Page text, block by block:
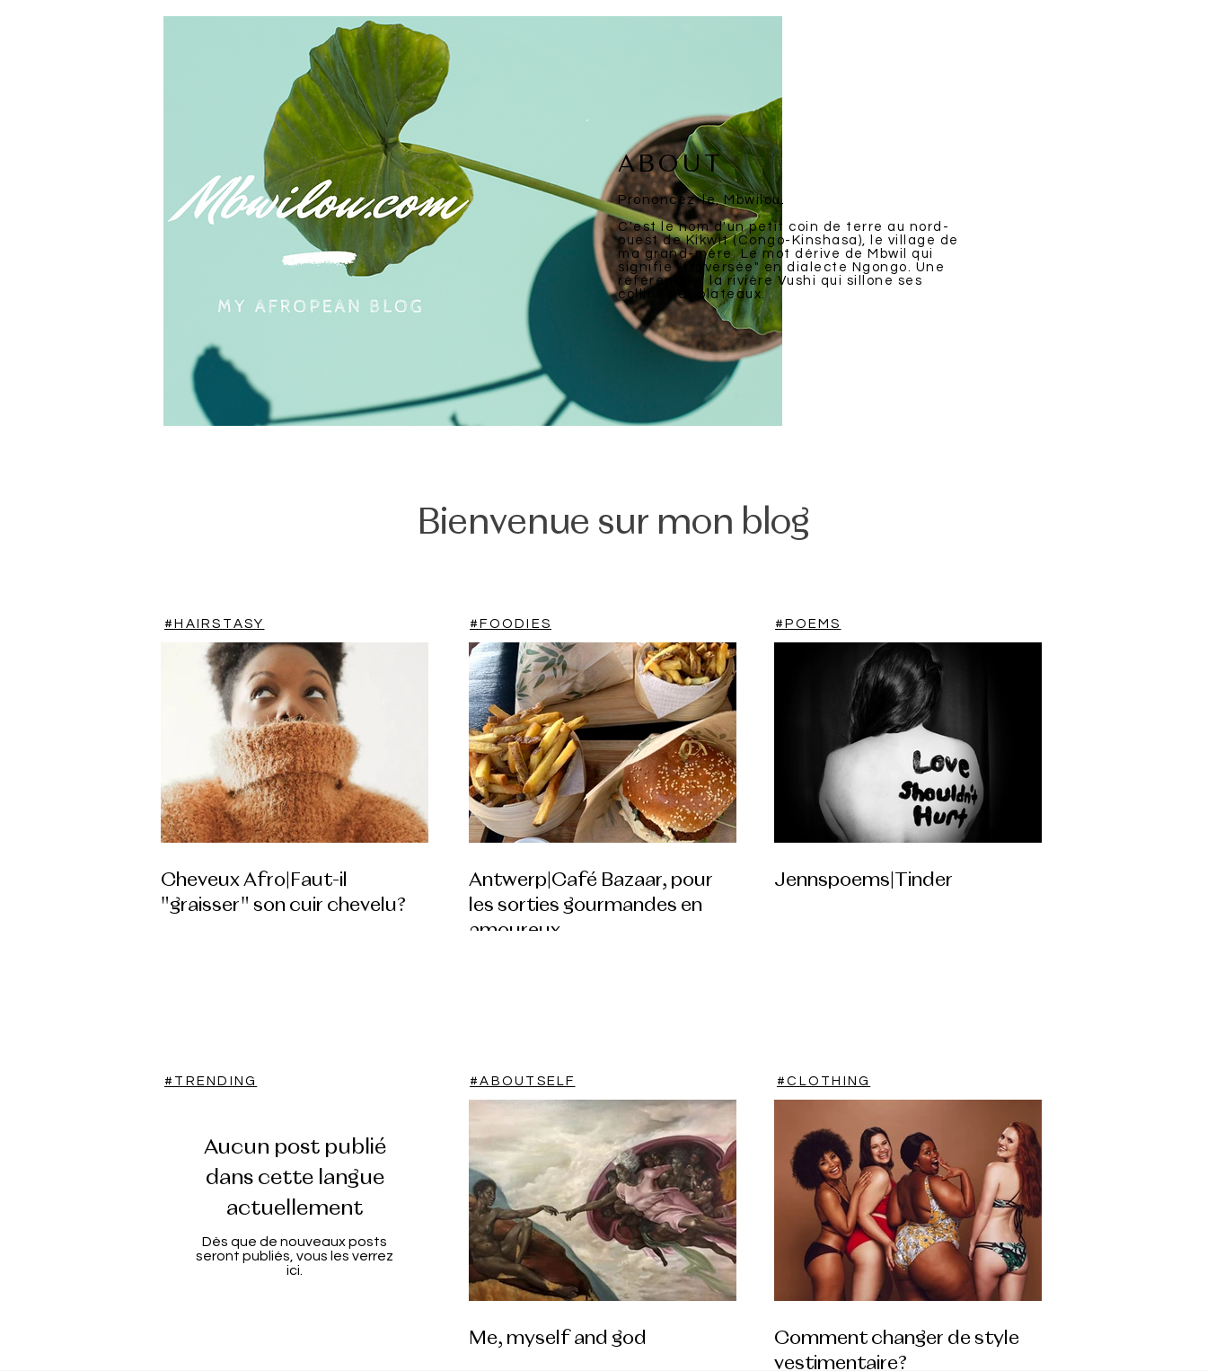
ABOUT
Prononcez-le, Mbwilou.
C'est le nom d'un petit coin de terre au nord-
ouest de Kikwit (Congo-Kinshasa), le village de
ma grand-mère. Le mot dérive de Mbwil qui
signifie "traversée" en dialecte Ngongo. Une
référence à la rivière Vushi qui sillone ses
collines et plateaux.
Bienvenue sur mon blog
Cheveux Afro|Faut-il
"graisser" son cuir chevelu?
#HAIRSTASY
Antwerp|Café Bazaar, pour
les sorties gourmandes en
amoureux.
#FOODIES
Jennspoems|Tinder
#POEMS
Aucun post publié
dans cette langue
actuellement
Dès que de nouveaux posts
seront publiés, vous les verrez
ici.
#TRENDING
Me, myself and god
#ABOUTSELF
Comment changer de style
vestimentaire?
#CLOTHING